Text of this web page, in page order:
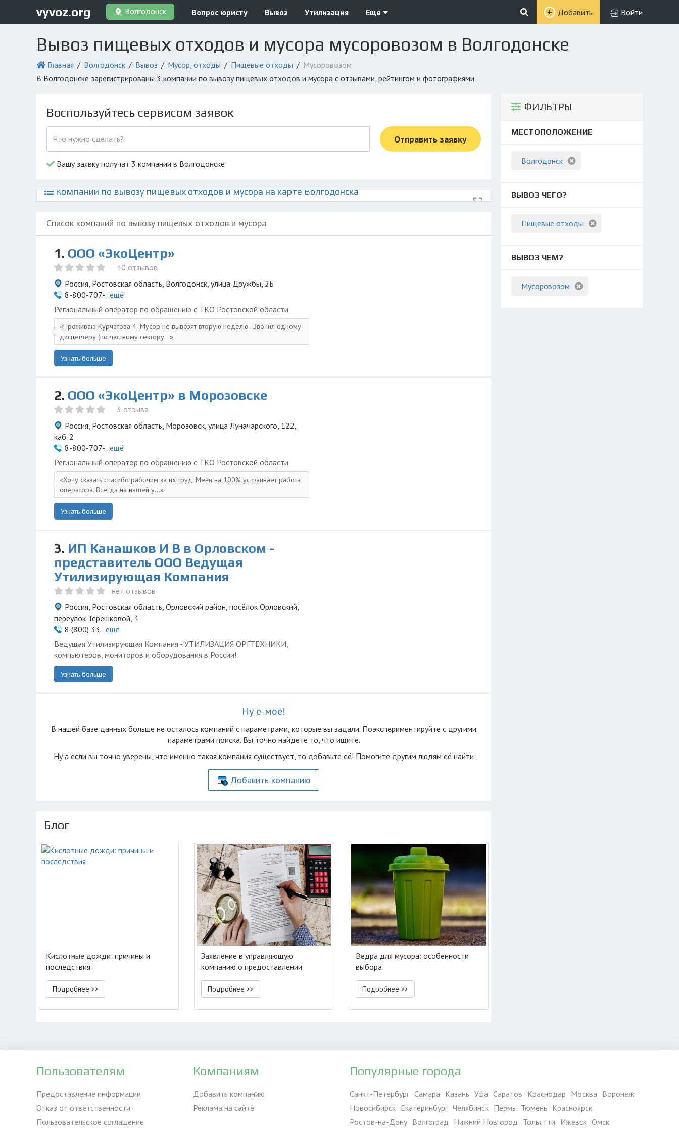
vyvoz.org Волгодонск Вопрос юристу Вывоз Утилизация Еще Добавить Войти
Вывоз пищевых отходов и мусора мусоровозом в Волгодонске
Главная Волгодонск Вывоз Мусор, отходы Пищевые отходы
Мусоровозом
в Волгодонске зарегистрированы 3 компании по вывозу пищевых отходов и мусора с отзывами, рейтингом и фотографиями
ФИЛЬТРЫ
МЕСТОПОЛОЖЕНИЕ
Волгодонск
ВЫВОЗ ЧЕГО?
Пищевые отходы
ВЫВОЗ ЧЕМ?
Мусоровозом
Воспользуйтесь сервисом заявок
Отправить заявку
Вашу заявку получат 3 компании в Волгодонске
Компании по вывозу пищевых отходов и мусора на карте Волгодонска
Список компаний по вывозу пищевых отходов и мусора
1. ООО «ЭкоЦентр»
40 отзывов
Россия, Ростовская область, Волгодонск, улица Дружбы, 2Б
8-800-707-...ещё
Региональный оператор по обращению с ТКО Ростовской области
Проживаю Курчатова 4 .Мусор не вывозят вторую неделю . Звонил одному
диспетчеру (по частному сектору...
Узнать больше
2. ООО «ЭкоЦентр» в Морозовске
3 отзыва
Россия, Ростовская область, Морозовск, улица Луначарского, 122,
каб. 2
8-800-707-...ещё
Региональный оператор по обращению с ТКО Ростовской области
Хочу сказать спасибо рабочим за их труд. Меня на 100% устраивает работа
оператора. Всегда на нашей у...
Узнать больше
3. ИП Канашков И В в Орловском -
представитель ООО Ведущая
Утилизирующая Компания
нет отзывов
Россия, Ростовская область, Орловский район, посёлок Орловский,
переулок Терешковой, 4
8 (800) 33...ещё
Ведущая Утилизирующая Компания - УТИЛИЗАЦИЯ ОРГТЕХНИКИ,
компьютеров, мониторов и оборудования в России!
Узнать больше
Ну ё-моё!
В нашей базе данных больше не осталоcь компаний с параметрами, которые вы задали. Поэкспериментируйте с другими
параметрами поиска. Вы точно найдете то, что ищите.
Ну а если вы точно уверены, что именно такая компания существует, то добавьте её! Помогите другим людям её найти
Добавить компанию
Блог
Кислотные дожди: причины и
последствия
Подробнее >>
Заявление в управляющую
компанию о предоставлении
информации
Подробнее >>
Ведра для мусора: особенности
выбора
Подробнее >>
Пользователям
Предоставление информации
Отказ от ответственности
Пользовательское соглашение
Компаниям
Добавить компанию
Реклама на сайте
Популярные города
Санкт-Петербург Самара Казань Уфа Саратов Краснодар Москва Воронеж
Новосибирск Екатеринбург Челябинск Пермь Тюмень Красноярск
Ростов-на-Дону Волгоград Нижний Новгород Тольятти Ижевск Омск